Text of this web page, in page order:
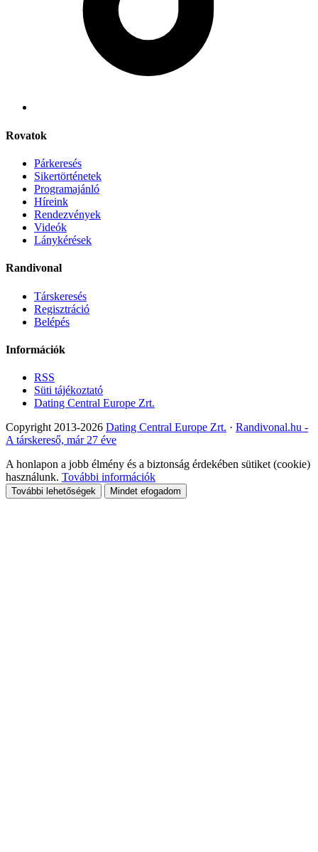
Rovatok
Párkeresés
Sikertörténetek
Programajánló
Híreink
Rendezvények
Videók
Lánykérések
Randivonal
Társkeresés
Regisztráció
Belépés
Információk
RSS
Süti tájékoztató
Dating Central Europe Zrt.
Copyright 2013-2026 Dating Central Europe Zrt. · Randivonal.hu -
A társkereső, már 27 éve
A honlapon a jobb élmény és a biztonság érdekében sütiket (cookie)
használunk. További információk
További lehetőségek Mindet efogadom